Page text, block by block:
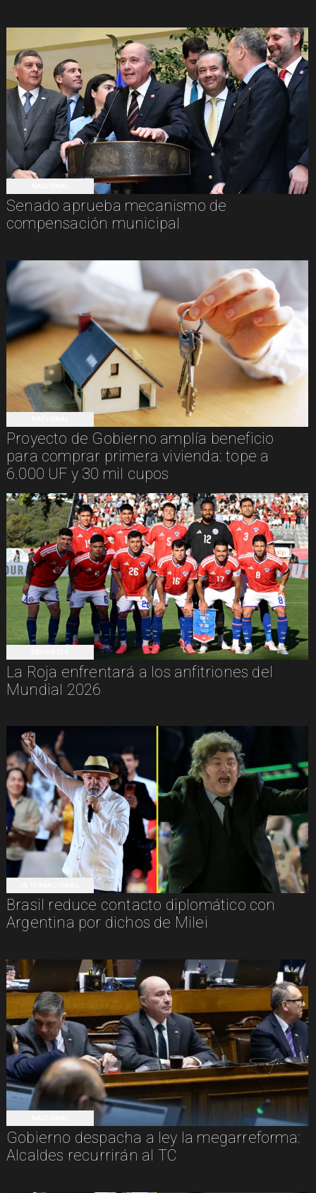
Senado aprueba mecanismo de
compensación municipal
Proyecto de Gobierno amplía beneficio
para comprar primera vivienda: tope a
6.000 UF y 30 mil cupos
La Roja enfrentará a los anfitriones del
Mundial 2026
Brasil reduce contacto diplomático con
Argentina por dichos de Milei
Gobierno despacha a ley la megarreforma:
Alcaldes recurrirán al TC